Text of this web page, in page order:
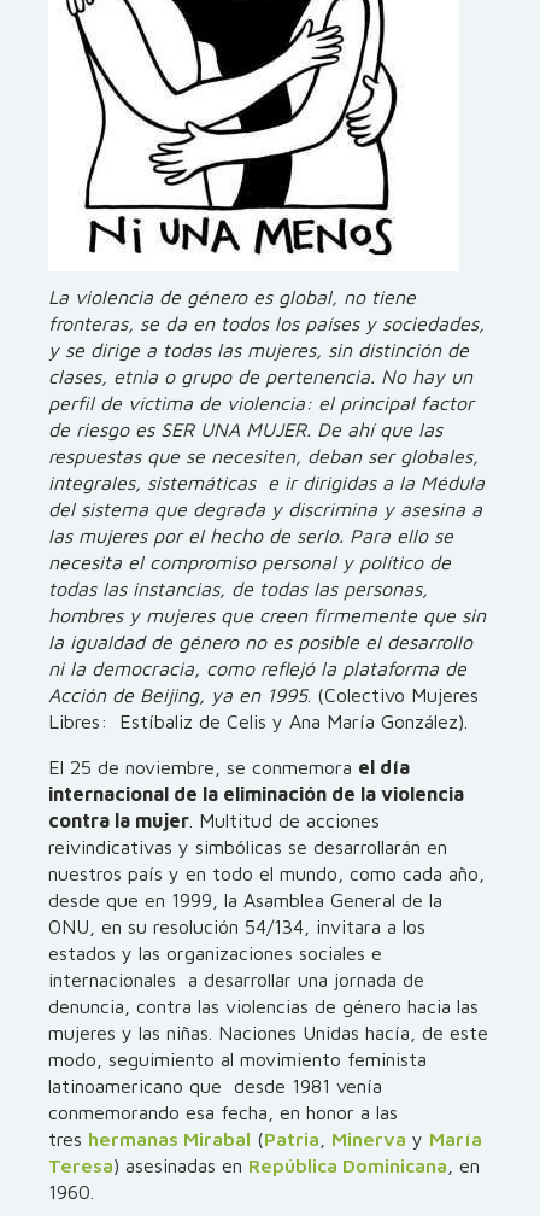
La violencia de género es global, no tiene
fronteras, se da en todos los países y sociedades,
y se dirige a todas las mujeres, sin distinción de
clases, etnia o grupo de pertenencia. No hay un
perfil de víctima de violencia: el principal factor
de riesgo es SER UNA MUJER. De ahí que las
respuestas que se necesiten, deban ser globales,
integrales, sistemáticas e ir dirigidas a la Médula
del sistema que degrada y discrimina y asesina a
las mujeres por el hecho de serlo. Para ello se
necesita el compromiso personal y político de
todas las instancias, de todas las personas,
hombres y mujeres que creen firmemente que sin
la igualdad de género no es posible el desarrollo
ni la democracia, como reflejó la plataforma de
Acción de Beijing, ya en 1995. (Colectivo Mujeres
Libres: Estíbaliz de Celis y Ana María González).
El 25 de noviembre, se conmemora el día
internacional de la eliminación de la violencia
contra la mujer . Multitud de acciones
reivindicativas y simbólicas se desarrollarán en
nuestros país y en todo el mundo, como cada año,
desde que en 1999, la Asamblea General de la
ONU, en su resolución 54/134, invitara a los
estados y las organizaciones sociales e
internacionales a desarrollar una jornada de
denuncia, contra las violencias de género hacia las
mujeres y las niñas. Naciones Unidas hacía, de este
modo, seguimiento al movimiento feminista
latinoamericano que desde 1981 venía
conmemorando esa fecha, en honor a las
tres hermanas Mirabal (Patria Minerva y María
Teresa) asesinadas en República Dominicana , en
1960.